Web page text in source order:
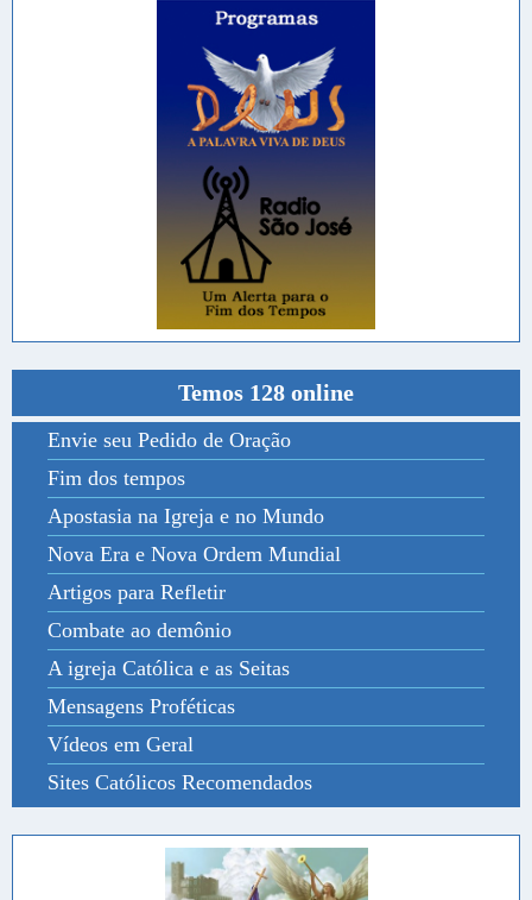
Temos 128 online
Envie seu Pedido de Oração
Fim dos tempos
Apostasia na Igreja e no Mundo
Nova Era e Nova Ordem Mundial
Artigos para Refletir
Combate ao demônio
A igreja Católica e as Seitas
Mensagens Proféticas
Vídeos em Geral
Sites Católicos Recomendados